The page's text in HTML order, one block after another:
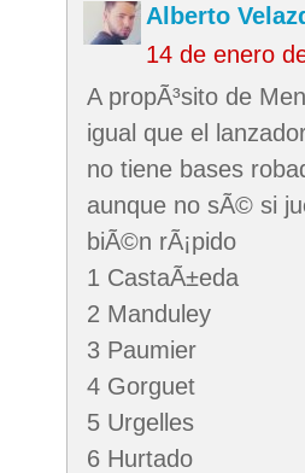
Alberto
14 de enero
A propÃ³sito de
igual que el
no tiene bases
aunque no sÃ© si
biÃ©n rÃ¡pido
1 CastaÃ±eda
2 Manduley
3 Paumier
4 Gorguet
5 Urgelles
6 Hurtado